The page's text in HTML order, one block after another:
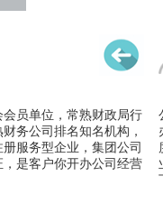
员单位，常熟财政局行
务公司排名知名机构，
服务型企业，集团公司
是客户你开办公司经营